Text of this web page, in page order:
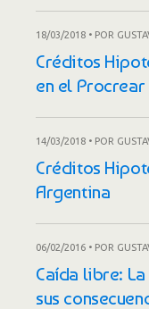
18/03/2018 • POR
Créditos
en el Procrear
14/03/2018 • POR
Créditos
Argentina
06/02/2016 • POR
Caída libre:
sus